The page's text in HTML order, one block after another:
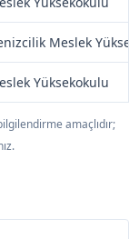
Meslek
Yüksekokulu
amaçlıdır;